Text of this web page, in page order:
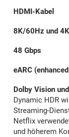
HDMI-Kabel
8K/60Hz und
48 Gbps
eARC
Dolby Vision
Dynamic HDR
Streaming-
Netflix
und höherem